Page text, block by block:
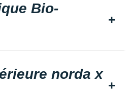
Bio-
norda x